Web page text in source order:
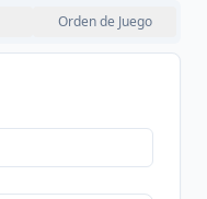
Orden de Juego